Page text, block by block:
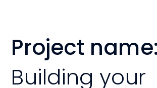
Project name:
Building your